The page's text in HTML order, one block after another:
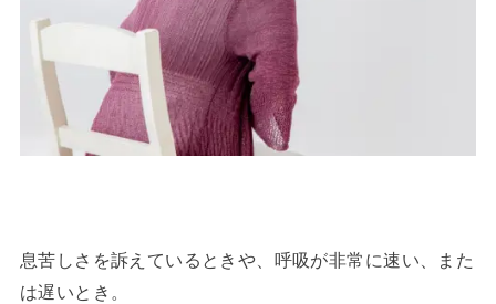
息苦しさを訴えているときや、呼吸が非常に速い、また
は遅いとき。